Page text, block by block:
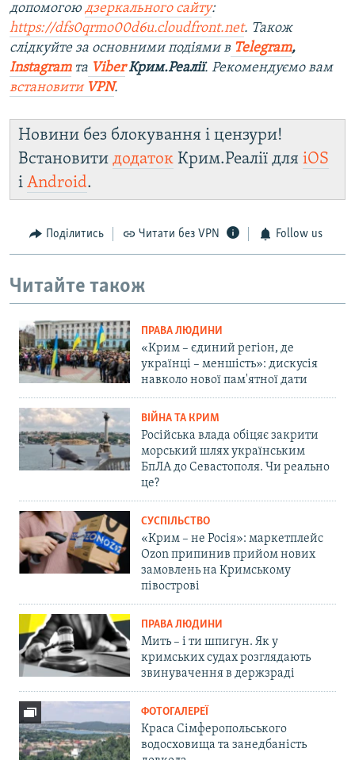
допомогою дзеркального сайту:
https://dfs0qrmo00d6u.cloudfront.net. Також
слідкуйте за основними подіями в Telegram,
Instagramта ViberКрим.Реалії. Рекомендуємо вам
встановити VPN.
Новини без блокування і цензури!
Встановити додаток Крим.Реалії для iOS
і Android.
Поділитись Читати без VPN Follow us
Читайте також
ПРАВА ЛЮДИНИ
«Крим – єдиний регіон, де
українці – меншість»: дискусія
навколо нової пам'ятної дати
ВІЙНА ТА КРИМ
Російська влада обіцяє закрити
морський шлях українським
БпЛА до Севастополя. Чи реально
це?
СУСПІЛЬСТВО
«Крим – не Росія»: маркетплейс
Ozon припинив прийом нових
замовлень на Кримському
півострові
ПРАВА ЛЮДИНИ
Мить – і ти шпигун. Як у
кримських судах розглядають
звинувачення в держзраді
ФОТОГАЛЕРЕЇ
Краса Сімферопольського
водосховища та занедбаність